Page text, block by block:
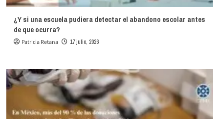
¿Y si una escuela pudiera detectar el abandono escolar antes
de que ocurra?
Patricia Retana 17 julio, 2026